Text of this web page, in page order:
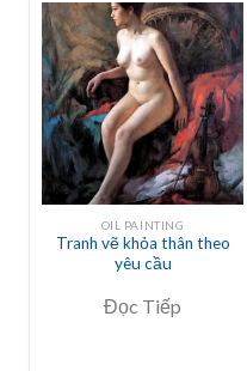
OIL PAINTING
Tranh vẽ khỏa thân theo
yêu cầu
Đọc Tiếp